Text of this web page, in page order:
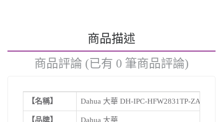
商品描述
商品評論 (已有 0 筆商品評論)
【名稱】 Dahua 大華 DH-IPC-HFW2831TP-ZAS-S2
【品牌】 Dahua 大華